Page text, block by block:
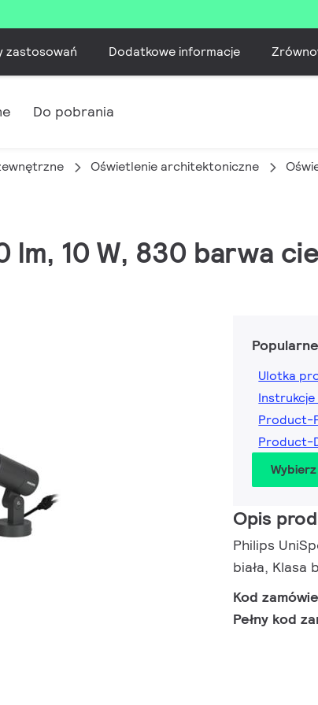
zastosowań Dodatkowe informacje
Do pobrania
Oświetlenie architektoniczne
10 W, 830 barwa
Ulotka
Product-
Product-
Opis
Philips
biała, Klasa
Kod
Pełny kod